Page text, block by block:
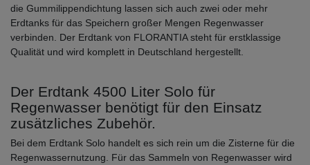
die Gummilippendichtung lassen sich auch zwei oder mehr
Erdtanks für das Speichern großer Mengen Regenwasser
verbinden. Der Erdtank von FLORANTIA steht für erstklassige
Qualität und wird komplett in Deutschland hergestellt.
Der Erdtank 4500 Liter Solo für
Regenwasser benötigt für den Einsatz
zusätzliches Zubehör.
Bei dem Erdtank Solo handelt es sich rein um die Zisterne für die
Regenwassernutzung. Für das Sammeln von Regenwasser wird